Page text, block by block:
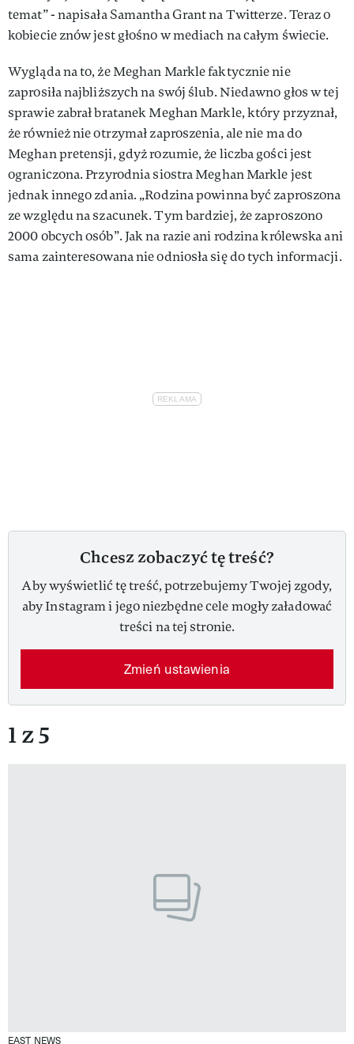
temat” - napisała Samantha Grant na Twitterze. Teraz o
kobiecie znów jest głośno w mediach na całym świecie.
Wygląda na to, że Meghan Markle faktycznie nie
zaprosiła najbliższych na swój ślub. Niedawno głos w tej
sprawie zabrał bratanek Meghan Markle, który przyznał,
że również nie otrzymał zaproszenia, ale nie ma do
Meghan pretensji, gdyż rozumie, że liczba gości jest
ograniczona. Przyrodnia siostra Meghan Markle jest
jednak innego zdania. „Rodzina powinna być zaproszona
ze względu na szacunek. Tym bardziej, że zaproszono
2000 obcych osób”. Jak na razie ani rodzina królewska ani
sama zainteresowana nie odniosła się do tych informacji.
Chcesz zobaczyć tę treść?
Aby wyświetlić tę treść, potrzebujemy Twojej zgody,
aby Instagram i jego niezbędne cele mogły załadować
treści na tej stronie.
Zmień ustawienia
1 z 5
EAST NEWS